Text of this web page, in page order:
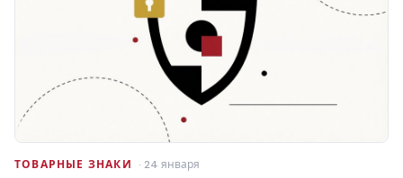
ТОВАРНЫЕ ЗНАКИ · 24 января